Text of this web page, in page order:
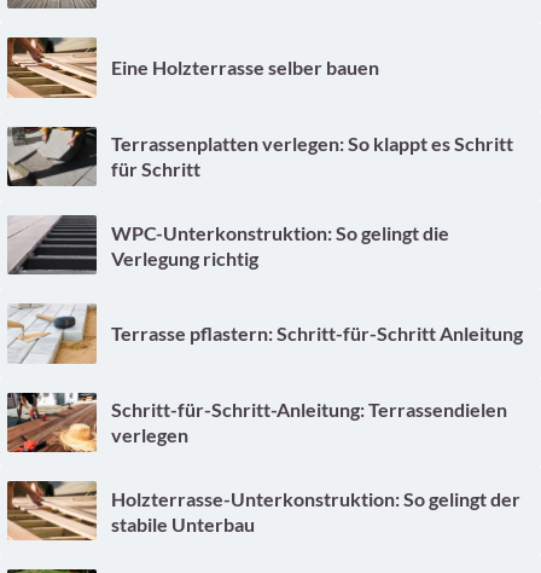
Eine Holzterrasse selber bauen
Terrassenplatten verlegen: So klappt es Schritt
für Schritt
WPC-Unterkonstruktion: So gelingt die
Verlegung richtig
Terrasse pflastern: Schritt-für-Schritt Anleitung
Schritt-für-Schritt-Anleitung: Terrassendielen
verlegen
Holzterrasse-Unterkonstruktion: So gelingt der
stabile Unterbau